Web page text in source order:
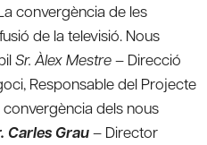
convergència de les
de la televisió. Nous
Sr. Àlex Mestre– Direcció
Responsable del Projecte
convergència dels nous
Carles Grau– Director